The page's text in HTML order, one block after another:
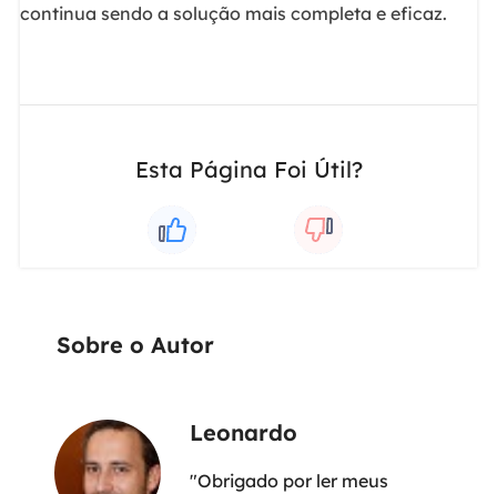
continua sendo a solução mais completa e eficaz.
Esta Página Foi Útil?
Sobre o Autor
Leonardo
"Obrigado por ler meus